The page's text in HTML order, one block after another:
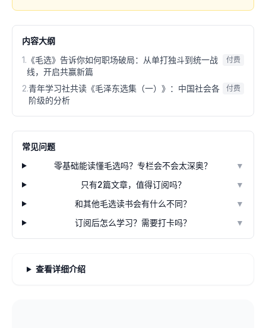
内容大纲
1. 《毛选》告诉你如何职场破局：从单打独斗到统一战
线，开启共赢新篇
付费
2.青年学习社共读《毛泽东选集（一）》：中国社会各
阶级的分析
付费
常见问题
零基础能读懂毛选吗？专栏会不会太深奥？
▼
只有2篇文章，值得订阅吗？
▼
和其他毛选读书会有什么不同？
▼
订阅后怎么学习？需要打卡吗？
▼
查看详细介绍